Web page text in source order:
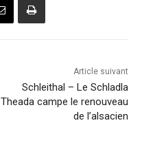
Article suivant
Schleithal – Le Schladla
Theada campe le renouveau
de l’alsacien